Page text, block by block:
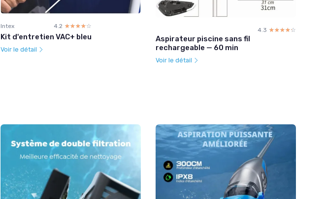
Intex 4.2 ☆☆☆☆☆
★★★★★
Kit d'entretien VAC+ bleu
Voir le détail
4.3 ☆☆☆☆☆
★★★★★
Aspirateur piscine sans fil
rechargeable — 60 min
Voir le détail